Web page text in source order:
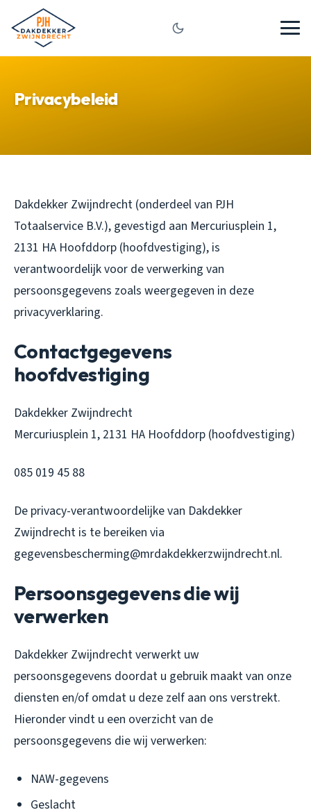
Privacybeleid
Dakdekker Zwijndrecht (onderdeel van PJH
Totaalservice B.V.), gevestigd aan Mercuriusplein 1,
2131 HA Hoofddorp (hoofdvestiging), is
verantwoordelijk voor de verwerking van
persoonsgegevens zoals weergegeven in deze
privacyverklaring.
Contactgegevens
hoofdvestiging
Dakdekker Zwijndrecht
Mercuriusplein 1, 2131 HA Hoofddorp (hoofdvestiging)
085 019 45 88
De privacy-verantwoordelijke van Dakdekker
Zwijndrecht is te bereiken via
gegevensbescherming@mrdakdekkerzwijndrecht.nl.
Persoonsgegevens die wij
verwerken
Dakdekker Zwijndrecht verwerkt uw
persoonsgegevens doordat u gebruik maakt van onze
diensten en/of omdat u deze zelf aan ons verstrekt.
Hieronder vindt u een overzicht van de
persoonsgegevens die wij verwerken:
NAW-gegevens
Geslacht